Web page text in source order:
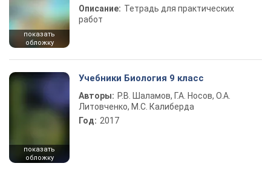
показать
обложку
Описание: Тетрадь для практических
работ
показать
обложку
Учебники Биология 9 класс
Авторы: Р.В. Шаламов, Г.А. Носов, О.А.
Литовченко, М.С. Калиберда
Год: 2017